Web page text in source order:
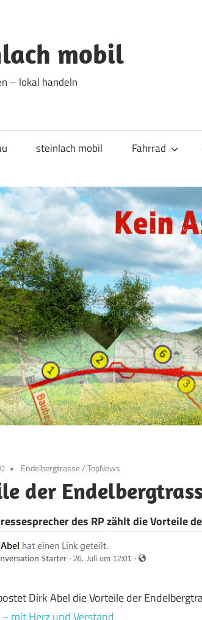
mobil
– lokal handeln
steinlach mobil Fahrrad
Endelbergtrasse/TopNews
der
des RP zählt die Vorteile
Dirk Abel die Vorteile der
mit Herz und Verstand